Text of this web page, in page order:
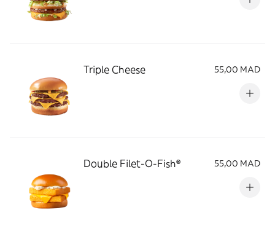
Triple Cheese 55,00 MAD
Double Filet-O-Fish® 55,00 MAD